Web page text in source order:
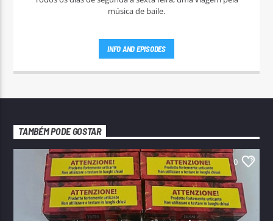
música de baile.
INFO AND EPISODES
TAMBÉM PODE GOSTAR
0